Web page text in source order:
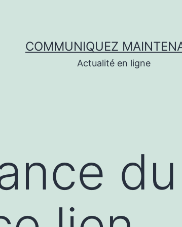
COMMUNIQUEZ
Actualité en ligne